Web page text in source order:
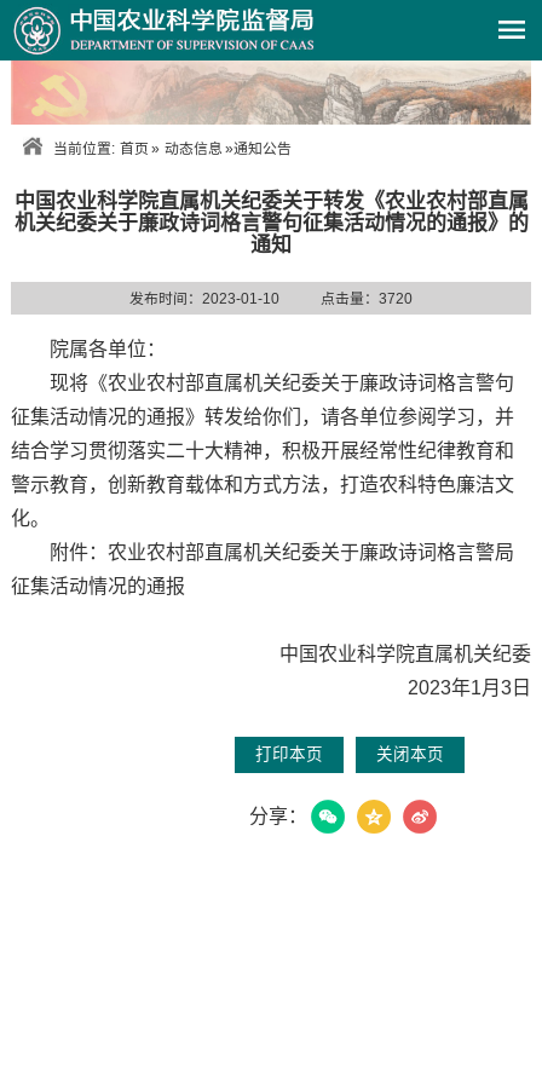
当前位置: 首页 » 动态信息 »通知公告
中国农业科学院直属机关纪委关于转发《农业农村部直属
机关纪委关于廉政诗词格言警句征集活动情况的通报》的
通知
发布时间：2023-01-10 点击量： 3720
院属各单位：
现将《农业农村部直属机关纪委关于廉政诗词格言警句
征集活动情况的通报》转发给你们，请各单位参阅学习，并
结合学习贯彻落实二十大精神，积极开展经常性纪律教育和
警示教育，创新教育载体和方式方法，打造农科特色廉洁文
化。
附件：农业农村部直属机关纪委关于廉政诗词格言警局
征集活动情况的通报
中国农业科学院直属机关纪委
2023年1月3日
打印本页 关闭本页
分享：